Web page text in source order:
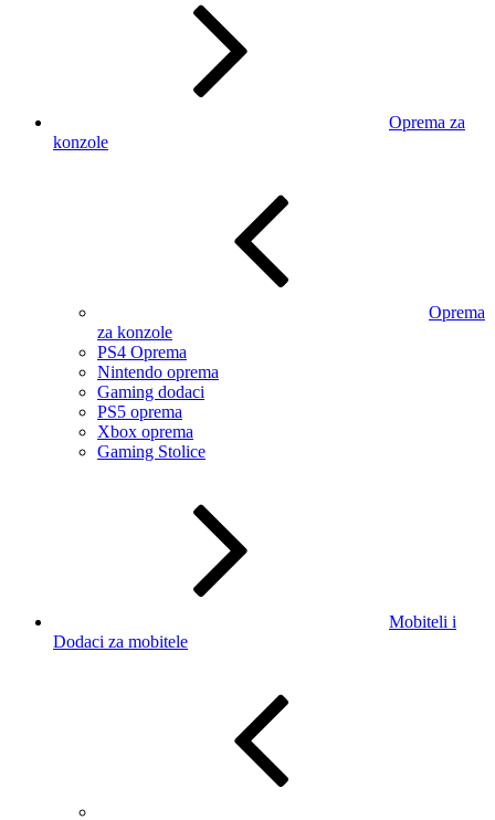
Oprema za
konzole
Oprema
za konzole
PS4 Oprema
Nintendo oprema
Gaming dodaci
PS5 oprema
Xbox oprema
Gaming Stolice
Mobiteli i
Dodaci za mobitele